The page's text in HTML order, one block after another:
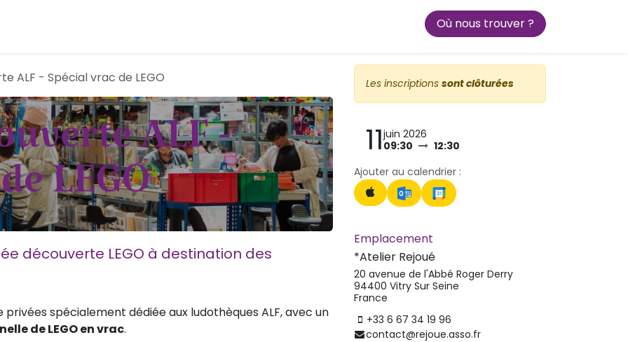
Au coeur de RejouéOù nous trouver ?
ALF - Spécial vrac de LEGO
ALF -
LEGO
découverte LEGO à destination des
spécialement dédiée aux ludothèques ALF, avec un
de LEGO en vrac.
Les inscriptions sont clôturées
11juin 2026
09:30
12:30
Ajouter au calendrier :
Emplacement
*Atelier Rejoué
20 avenue de l'Abbé Roger Derry
94400 Vitry Sur Seine
France
+33 6 67 34 19 96
contact@rejoue.asso.fr